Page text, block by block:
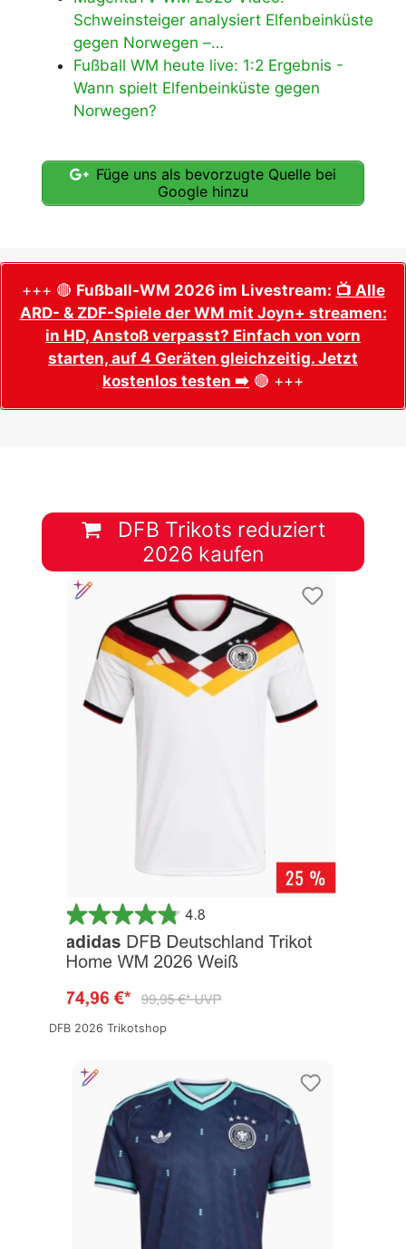
Schweinsteiger analysiert Elfenbeinküste
gegen Norwegen –…
Fußball WM heute live: 1:2 Ergebnis -
Wann spielt Elfenbeinküste gegen
Norwegen?
Füge uns als bevorzugte Quelle bei
Google hinzu
+++ 🔴 Fußball-WM 2026 im Livestream: 📺 Alle
ARD- & ZDF-Spiele der WM mit Joyn+ streamen:
in HD, Anstoß verpasst? Einfach von vorn
starten, auf 4 Geräten gleichzeitig. Jetzt
kostenlos testen ➡️ 🔴 +++
DFB Trikots reduziert
2026 kaufen
DFB 2026 Trikotshop